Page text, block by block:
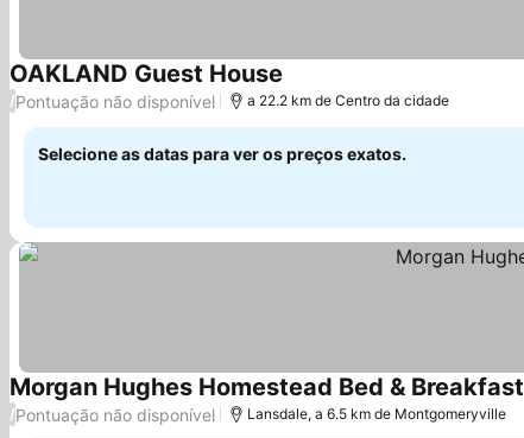
OAKLAND Guest House
/Pontuação não disponível a 22.2 km de Centro da cidade
Selecione as datas para ver os preços exatos.
Morgan Hughes Homestead Bed & Breakfast
/Pontuação não disponível Lansdale, a 6.5 km de Montgomeryville